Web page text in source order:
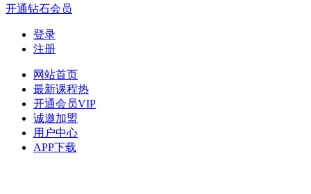
开通钻石会员
登录
注册
网站首页
最新课程热
开通会员VIP
诚邀加盟
用户中心
APP下载